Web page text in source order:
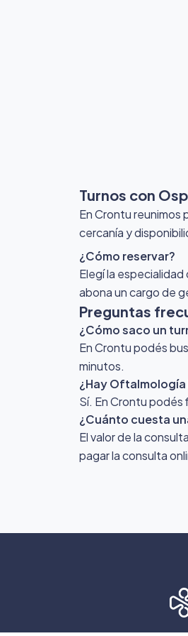
Turnos con
En Crontu
cercanía y
¿Cómo reservar?
Elegí la
abona un cargo de
Preguntas
¿Cómo saco un
En Crontu podés
minutos.
¿Hay
Sí. En Crontu
¿Cuánto cuesta
El valor de la
pagar la consulta